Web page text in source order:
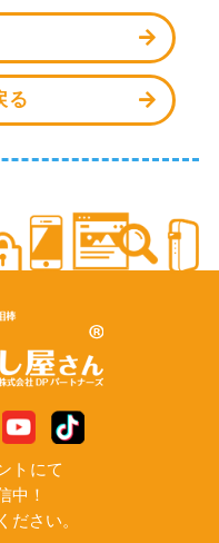
る
トにて
中！
ださい。